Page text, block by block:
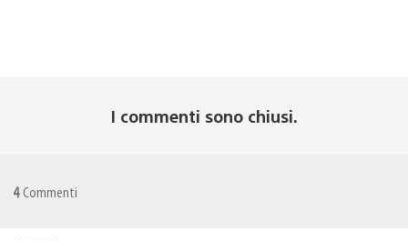
I commenti sono chiusi.
4 Commenti